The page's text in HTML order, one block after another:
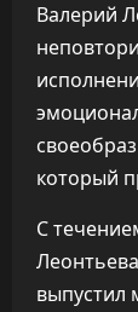
Валерий
который
С
выпустил